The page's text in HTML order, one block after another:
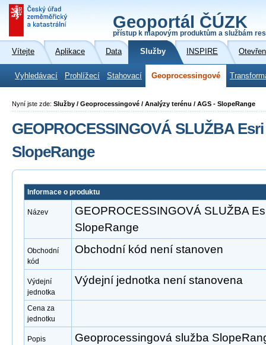
Geoportál ČÚZK
přístup k mapovým produktům a službám
Vítejte Aplikace Data Služby INSPIRE
Vyhledávací Prohlížecí Stahovací Geoprocessingové
Nyní jste zde: Služby / Geoprocessingové / Analýzy terénu / AGS - SlopeRange
GEOPROCESSINGOVÁ SLUŽBA
SlopeRange
Informace o produktu
Název
GEOPROCESSINGOVÁ SLUŽBA
SlopeRange
Obchodní
kód
Obchodní kód není stanoven
Výdejní
jednotka
Výdejní jednotka není stanovena
Cena za
jednotku
Popis
Geoprocessingová služba